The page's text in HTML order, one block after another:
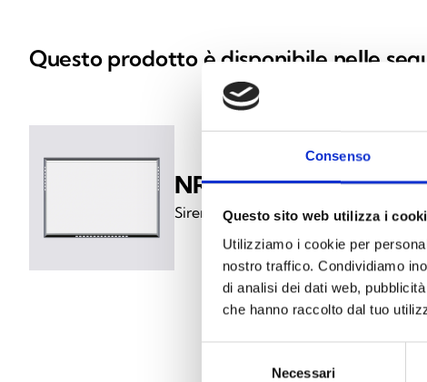
Consenso
Questo sito web utilizza i
Utilizziamo i cookie per
nostro traffico. Condividiamo
di analisi dei dati web,
che hanno raccolto dal tuo
Necessari
Questo prodotto è disponibile nelle
NRB100B
Sirena autoalimentata per esterno in